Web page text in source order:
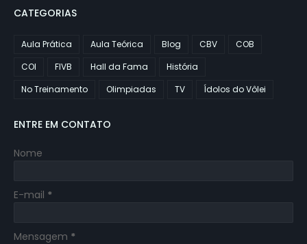
CATEGORIAS
Aula Prática Aula Teórica Blog CBV
COB
COI
FIVB Hall da Fama
História
No Treinamento
Olimpiadas TV Ídolos do Vôlei
ENTRE EM CONTATO
Nome
E-mail *
Mensagem *